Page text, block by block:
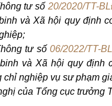
tư số20/2020/TT-
inh và Xã hội quy định
tư số 06/2022/TT-
và Xã hội quy định
chỉ nghiệp vụ sư phạm
của Tổng cục trưởng